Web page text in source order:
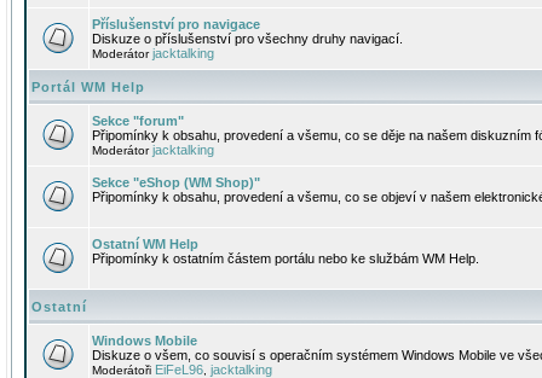
Příslušenství pro navigace
Diskuze o příslušenství pro všechny druhy navigací.
Moderátorjacktalking
Portál WM Help
Sekce "forum"
Připomínky k obsahu, provedení a všemu, co se děje na našem diskuzním
Moderátorjacktalking
Sekce "eShop (WM Shop)"
Připomínky k obsahu, provedení a všemu, co se objeví v našem
Ostatní WM Help
Připomínky k ostatním částem portálu nebo ke službám WM Help.
Ostatní
Windows Mobile
Diskuze o všem, co souvisí s operačním systémem Windows Mobile ve
Moderátoři EiFeL96 jacktalking